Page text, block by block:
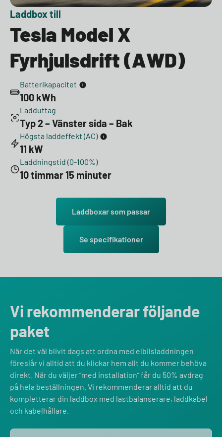
Laddbox till
Tesla Model X
Fyrhjulsdrift (AWD)
Batterikapacitet
100 kWh
Ladduttag
Typ 2 – Vänster sida – Bak
Högsta laddeffekt (AC)
11 kW
Laddningstid (0-100%)
10 timmar 15 minuter
Laddboxar som passar
Se specifikationer
Vi rekommenderar följande
paket
När det väl blivit dags att ordna med elbilsladdningen
föreslår vi alltid att du klickar hem allt du kommer behöva
direkt. När du väljer “med installation” får du 50% avdrag
på hela beställningen. Vi rekommenderar alltid att du
kompletterar din laddbox med lastbalanserare, laddkabel
och kabelhållare.